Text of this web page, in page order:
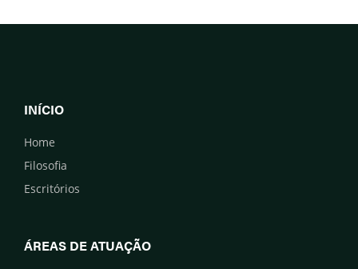
INÍCIO
Home
Filosofia
Escritórios
ÁREAS DE ATUAÇÃO